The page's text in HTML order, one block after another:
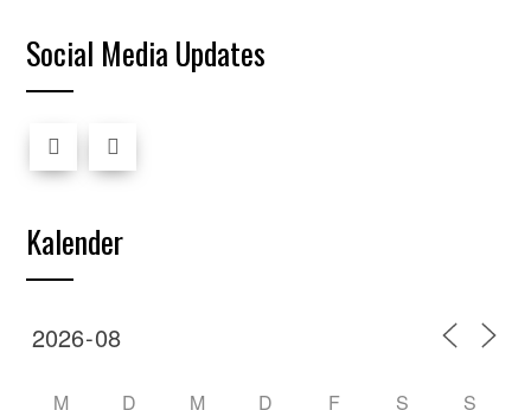
Social Media Updates
Kalender
M D M D F S S